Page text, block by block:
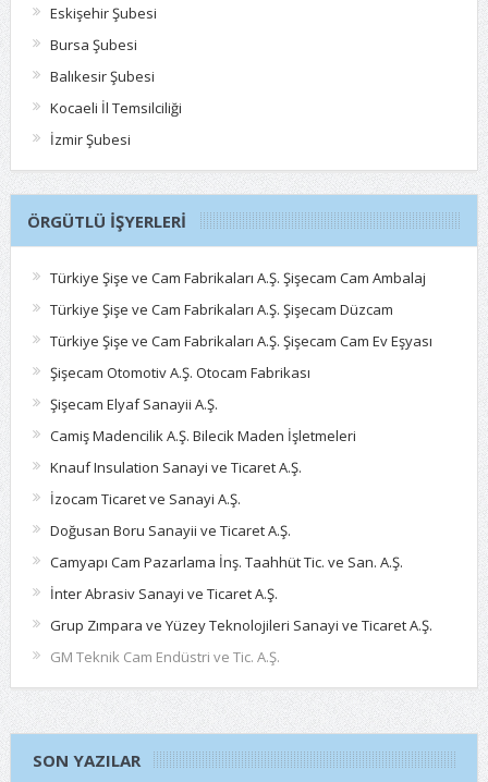
Eskişehir Şubesi
Bursa Şubesi
Balıkesir Şubesi
Kocaeli İl Temsilciliği
İzmir Şubesi
ÖRGÜTLÜ İŞYERLERI
Türkiye Şişe ve Cam Fabrikaları A.Ş. Şişecam Cam Ambalaj
Türkiye Şişe ve Cam Fabrikaları A.Ş. Şişecam Düzcam
Türkiye Şişe ve Cam Fabrikaları A.Ş. Şişecam Cam Ev Eşyası
Şişecam Otomotiv A.Ş. Otocam Fabrikası
Şişecam Elyaf Sanayii A.Ş.
Camiş Madencilik A.Ş. Bilecik Maden İşletmeleri
Knauf Insulation Sanayi ve Ticaret A.Ş.
İzocam Ticaret ve Sanayi A.Ş.
Doğusan Boru Sanayii ve Ticaret A.Ş.
Camyapı Cam Pazarlama İnş. Taahhüt Tic. ve San. A.Ş.
İnter Abrasiv Sanayi ve Ticaret A.Ş.
Grup Zımpara ve Yüzey Teknolojileri Sanayi ve Ticaret A.Ş.
GM Teknik Cam Endüstri ve Tic. A.Ş.
SON YAZILAR